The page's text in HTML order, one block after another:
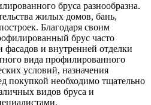
бруса разнообразна.
жилых домов, бань,
Благодаря своим
брус часто
фасадов и внутренней отделки
вида профилированного
условий, назначения
покупкой необходимо тщательно
видов бруса и